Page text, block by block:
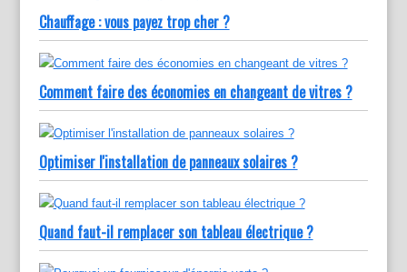
Chauffage : vous payez trop cher ?
Comment faire des économies en changeant de vitres ?
Optimiser l'installation de panneaux solaires ?
Quand faut-il remplacer son tableau électrique ?